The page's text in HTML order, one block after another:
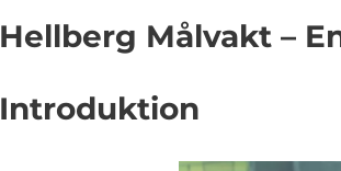
Hellberg Målvakt –
Introduktion